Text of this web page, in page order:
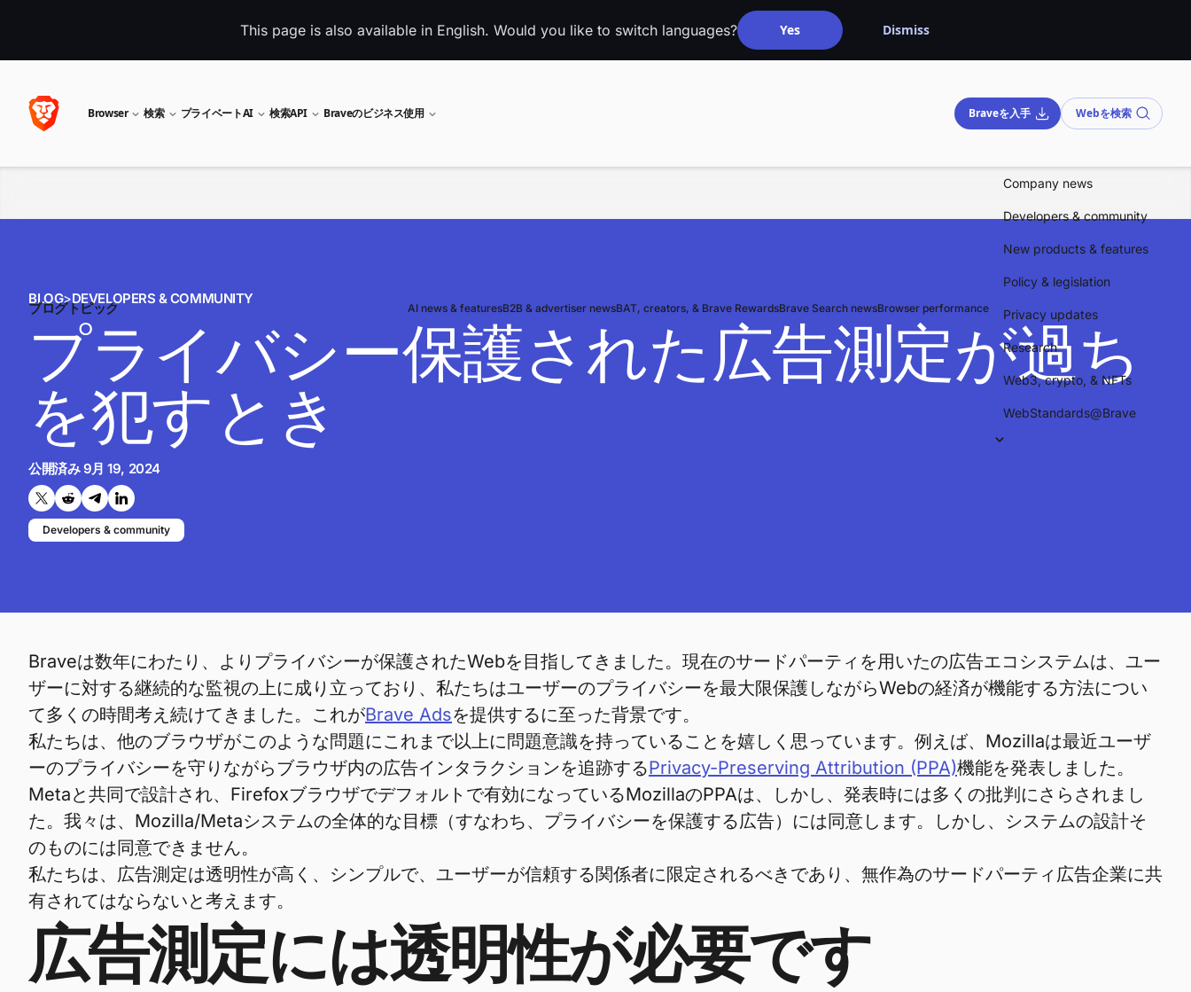
This page is also available in English. Would you like to switch languages? Yes Dismiss
Browser 検索 プライベートAI 検索API Braveのビジネス使用 Braveを入手 Webを検索
ブログトピック AI news & featuresB2B & advertiser newsBAT, creators, & Brave RewardsBrave Search newsBrowser performance
Company news
Developers & community
New products & features
Policy & legislation
Privacy updates
Research
Web3, crypto, & NFTs
WebStandards@Brave
BLOG>DEVELOPERS & COMMUNITY
プライバシー保護された広告測定が過ち
を犯すとき
公開済み9月 19, 2024
Twitterで共有する
Reddit で共有
Telegramで共有
LinkedInで共有
Developers & community
Braveは数年にわたり、よりプライバシーが保護されたWebを目指してきました。現在のサードパーティを用いたの広告エコシステムは、ユー
ザーに対する継続的な監視の上に成り立っており、私たちはユーザーのプライバシーを最大限保護しながらWebの経済が機能する方法につい
て多くの時間考え続けてきました。これがBrave Adsを提供するに至った背景です。
私たちは、他のブラウザがこのような問題にこれまで以上に問題意識を持っていることを嬉しく思っています。例えば、Mozillaは最近ユーザ
ーのプライバシーを守りながらブラウザ内の広告インタラクションを追跡するPrivacy-Preserving Attribution (PPA)機能を発表しました。
Metaと共同で設計され、Firefoxブラウザでデフォルトで有効になっているMozillaのPPAは、しかし、発表時には多くの批判にさらされまし
た。我々は、Mozilla/Metaシステムの全体的な目標（すなわち、プライバシーを保護する広告）には同意します。しかし、システムの設計そ
のものには同意できません。
私たちは、広告測定は透明性が高く、シンプルで、ユーザーが信頼する関係者に限定されるべきであり、無作為のサードパーティ広告企業に共
有されてはならないと考えます。
広告測定には透明性が必要です